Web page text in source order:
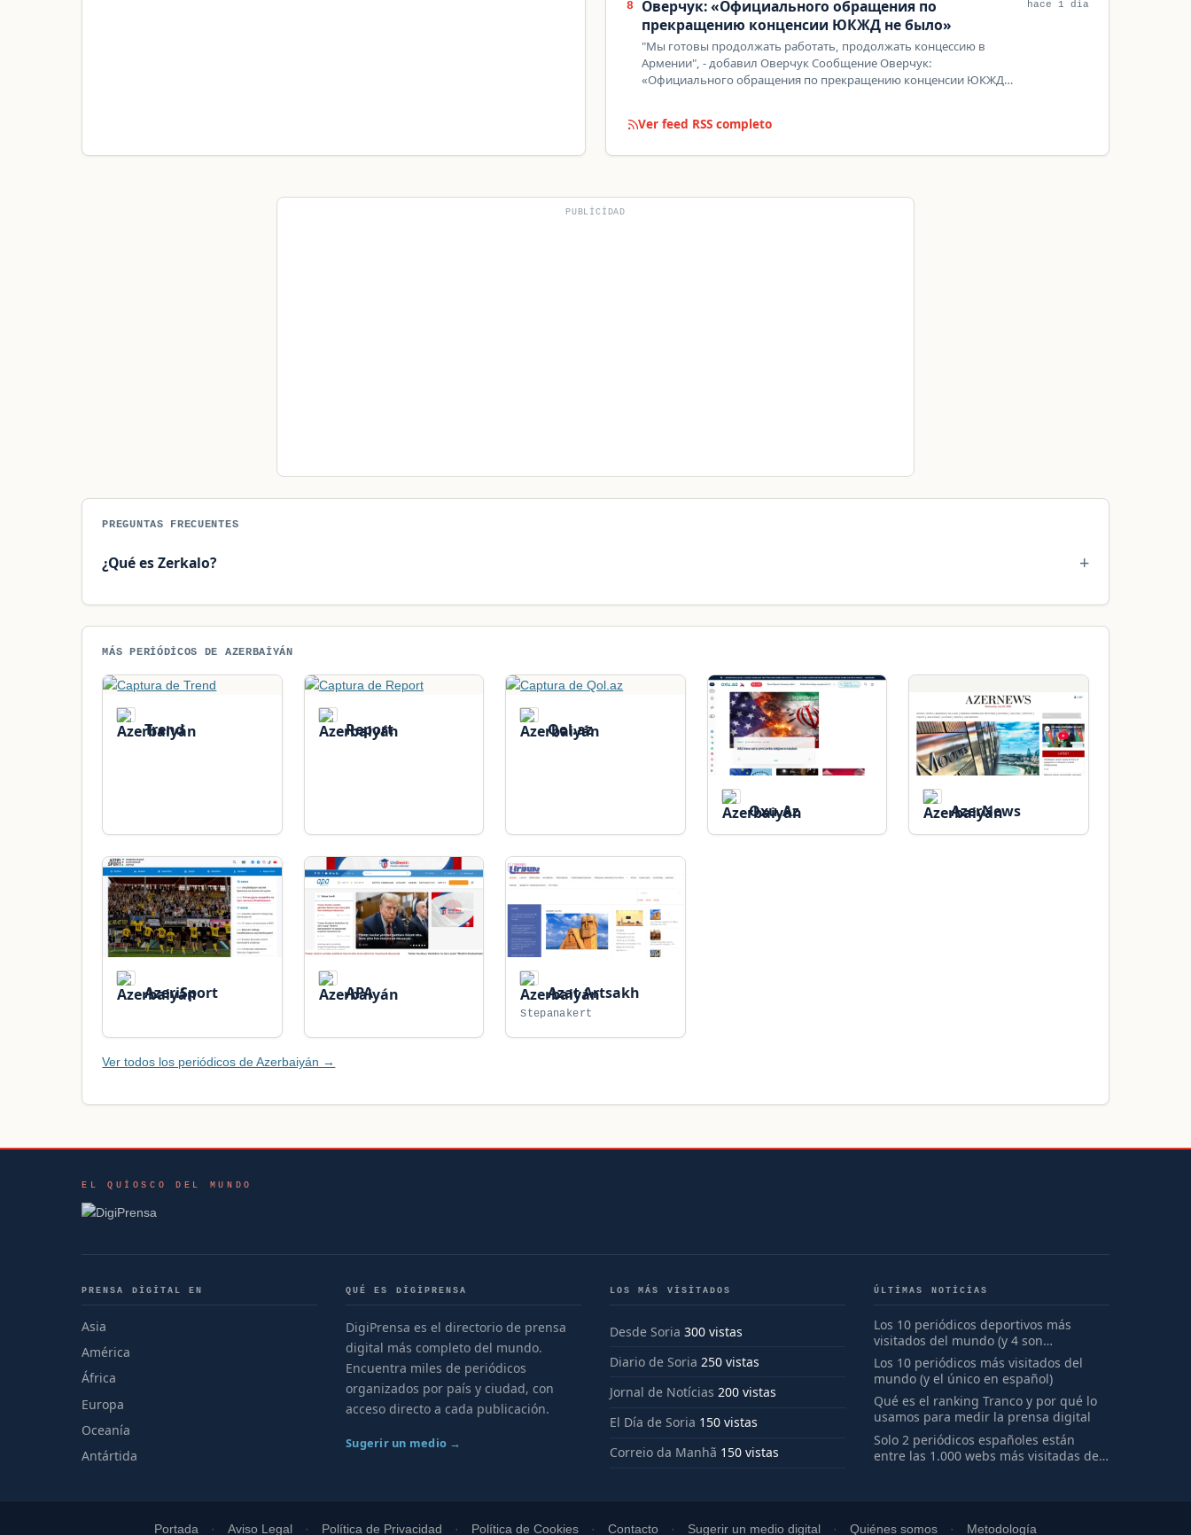
8
Оверчук: «Официального обращения по
прекращению конценсии ЮКЖД не было»
"Мы готовы продолжать работать, продолжать концессию в
Армении", - добавил Оверчук Сообщение Оверчук:
«Официального обращения по прекращению конценсии ЮКЖД…
hace 1 día
Ver feed RSS completo
PUBLICIDAD
PREGUNTAS FRECUENTES
¿Qué es Zerkalo?
MÁS PERIÓDICOS DE AZERBAIYÁN
Trend Report Qol.az
Oxu.Az AzerNews
AzeriSport APA Azat Artsakh
Stepanakert
Ver todos los periódicos de Azerbaiyán →
EL QUIOSCO DEL MUNDO
PRENSA DIGITAL EN
Asia
América
África
Europa
Oceanía
Antártida
QUÉ ES DIGIPRENSA
DigiPrensa es el directorio de prensa
digital más completo del mundo.
Encuentra miles de periódicos
organizados por país y ciudad, con
acceso directo a cada publicación.
Sugerir un medio →
LOS MÁS VISITADOS
Desde Soria 300 vistas
Diario de Soria 250 vistas
Jornal de Notícias 200 vistas
El Día de Soria 150 vistas
Correio da Manhã 150 vistas
ÚLTIMAS NOTICIAS
Los 10 periódicos deportivos más
visitados del mundo (y 4 son
españoles)
Los 10 periódicos más visitados del
mundo (y el único en español)
Qué es el ranking Tranco y por qué lo
usamos para medir la prensa digital
Solo 2 periódicos españoles están
entre las 1.000 webs más visitadas del
Portada Aviso Legal Política de Privacidad Política de Cookies Contacto Sugerir un medio digital Quiénes somos Metodología